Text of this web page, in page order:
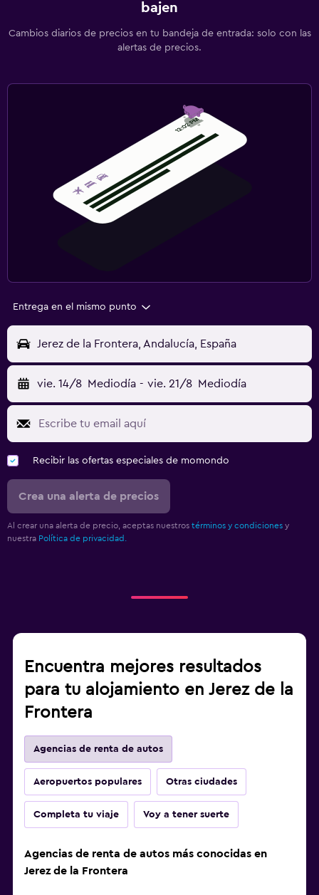
bajen
Cambios diarios de precios en tu bandeja de entrada: solo con las
alertas de precios.
Entrega en el mismo punto
Jerez de la Frontera, Andalucía, España
vie. 14/8 Mediodía - vie. 21/8 Mediodía
Recibir las ofertas especiales de momondo
Crea una alerta de precios
Al crear una alerta de precio, aceptas nuestros términos y condiciones y
nuestra Política de privacidad.
Encuentra mejores resultados
para tu alojamiento en Jerez de la
Frontera
Agencias de renta de autos
Aeropuertos populares Otras ciudades
Completa tu viaje Voy a tener suerte
Agencias de renta de autos más conocidas en
Jerez de la Frontera